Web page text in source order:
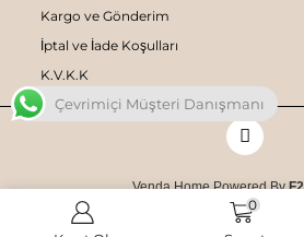
Kargo ve Gönderim
İptal ve İade Koşulları
K.V.K.K
Venda Home Powered By
0
Çevrimiçi Müşteri Danışmanı